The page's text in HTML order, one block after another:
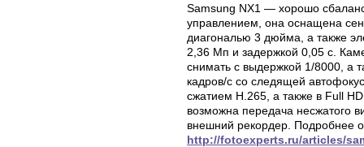
Samsung NX1 — хорошо
управлением, она оснащена
диагональю 3 дюйма, а также
2,36 Мп и задержкой 0,05 с.
снимать с выдержкой 1/8000, а
кадров/с со следящей
сжатием H.265, а также в Full
возможна передача несжатого
внешний рекордер. Подробнее
http://fotoexperts.ru/articles/